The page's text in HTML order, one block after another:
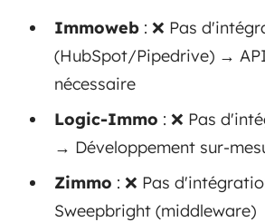
Immoweb : ❌ Pas
(HubSpot/Pipedrive) →
nécessaire
Logic-Immo : ❌ Pas
→ Développement sur-
Zimmo : ❌ Pas
Sweepbright (middleware)